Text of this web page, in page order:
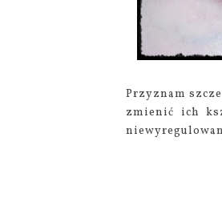
Przyznam
zmienić ich